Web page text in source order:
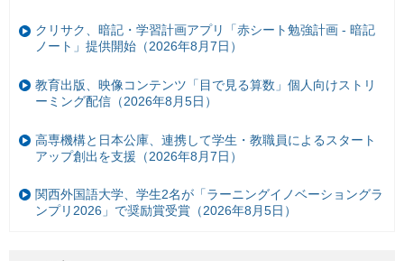
クリサク、暗記・学習計画アプリ「赤シート勉強計画 - 暗記
ノート」提供開始（2026年8月7日）
教育出版、映像コンテンツ「目で見る算数」個人向けストリ
ーミング配信（2026年8月5日）
高専機構と日本公庫、連携して学生・教職員によるスタート
アップ創出を支援（2026年8月7日）
関西外国語大学、学生2名が「ラーニングイノベーショングラ
ンプリ2026」で奨励賞受賞（2026年8月5日）